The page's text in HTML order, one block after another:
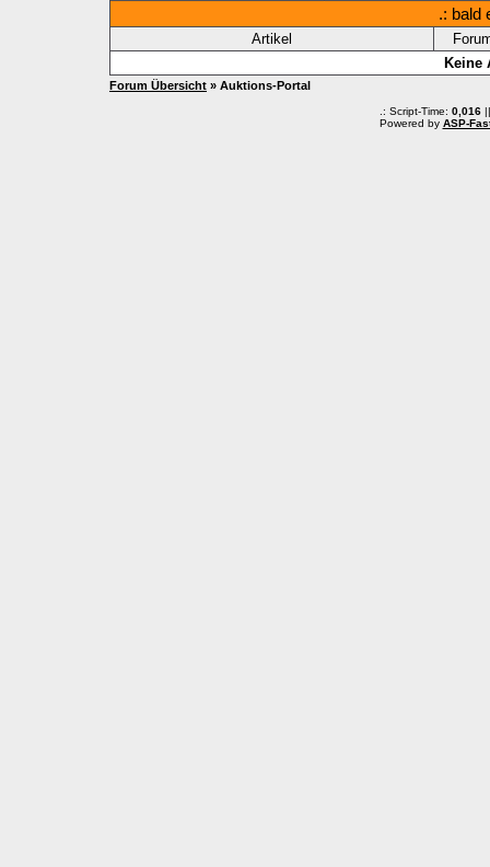
.: bald
Artikel
Keine
Forum Übersicht » Auktions-Portal
.: Script-Time: 0,016||
Powered by ASP-